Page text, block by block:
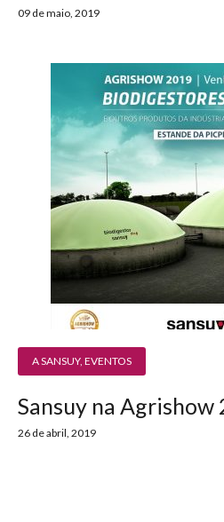
09 de maio, 2019
A SANSUY, EVENTOS
Sansuy na Agrishow
26 de abril, 2019